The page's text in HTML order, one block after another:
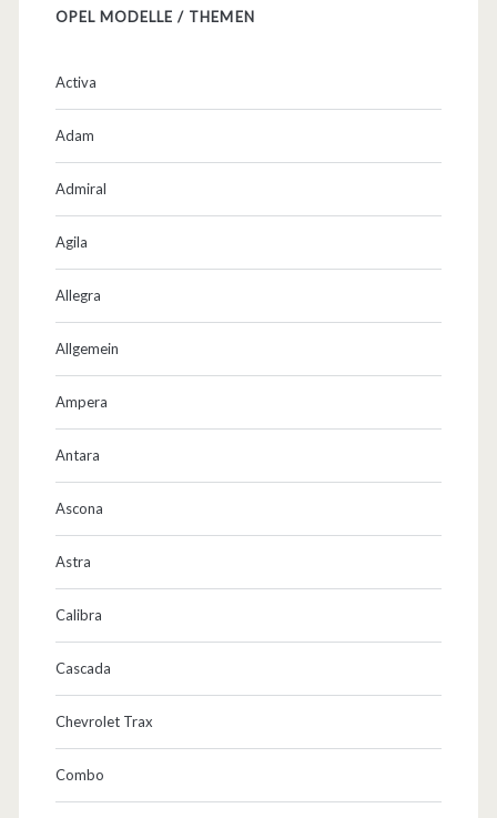
OPEL MODELLE / THEMEN
Activa
Adam
Admiral
Agila
Allegra
Allgemein
Ampera
Antara
Ascona
Astra
Calibra
Cascada
Chevrolet Trax
Combo